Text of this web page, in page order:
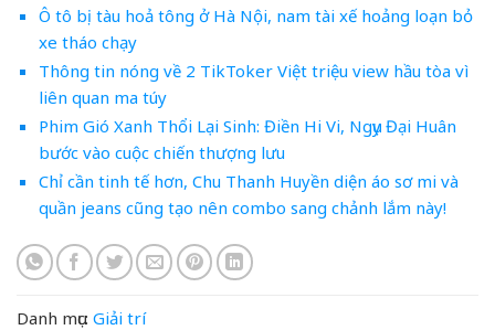
Ô tô bị tàu hoả tông ở Hà Nội, nam tài xế hoảng loạn bỏ
xe tháo chạy
Thông tin nóng về 2 TikToker Việt triệu view hầu tòa vì
liên quan ma túy
Phim Gió Xanh Thổi Lại Sinh: Điền Hi Vi, Ngụy Đại Huân
bước vào cuộc chiến thượng lưu
Chỉ cần tinh tế hơn, Chu Thanh Huyền diện áo sơ mi và
quần jeans cũng tạo nên combo sang chảnh lắm này!
Danh mục: Giải trí